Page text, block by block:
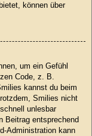
können über
um ein Gefühl
Code, z. B.
kannst du beim
Smilies nicht
unlesbar
Beitrag entsprechend
Administration kann